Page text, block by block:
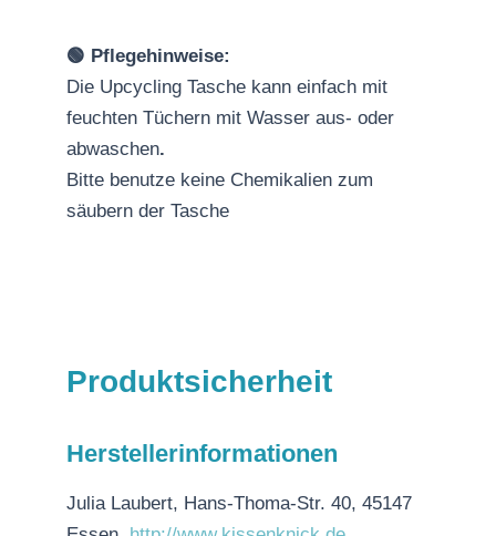
🟢 Pflegehinweise:
Die Upcycling Tasche kann einfach mit
feuchten Tüchern mit Wasser aus- oder
abwaschen.
Bitte benutze keine Chemikalien zum
säubern der Tasche
Produktsicherheit
Herstellerinformationen
Julia Laubert, Hans-Thoma-Str. 40, 45147